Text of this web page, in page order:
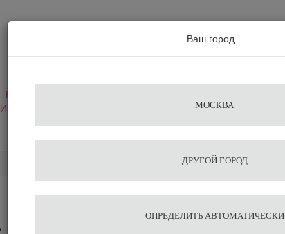
Кофе&Чай
Ингредиенты
средства
Ваш город
МОСКВА
ДРУГОЙ ГОРОД
ОПРЕДЕЛИТЬ АВТОМАТИЧЕСКИ